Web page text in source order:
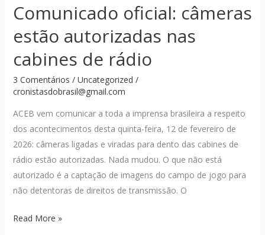
DEBATE
PROBLEMAS
DA
IMPRENSA
COM
CBF
CONMEBOL
Comunicado oficial: câmeras
estão autorizadas nas
cabines de rádio
3 Comentários / Uncategorized /
cronistasdobrasil@gmail.com
ACEB vem comunicar a toda a imprensa brasileira a respeito
dos acontecimentos desta quinta-feira, 12 de fevereiro de
2026: câmeras ligadas e viradas para dento das cabines de
rádio estão autorizadas. Nada mudou. O que não está
autorizado é a captação de imagens do campo de jogo para
não detentoras de direitos de transmissão. O
Comunicado
Read More »